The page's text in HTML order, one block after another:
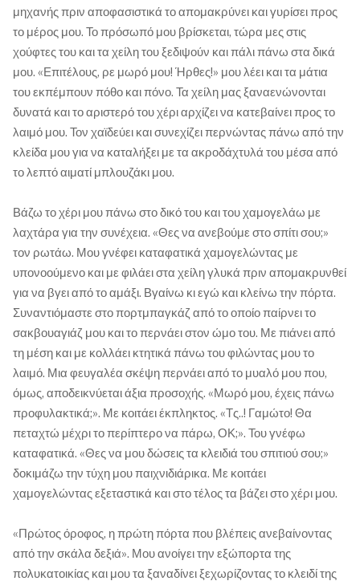
μηχανής πριν αποφασιστικά το απομακρύνει και γυρίσει προς
το μέρος μου. Το πρόσωπό μου βρίσκεται, τώρα μες στις
χούφτες του και τα χείλη του ξεδιψούν και πάλι πάνω στα δικά
μου. «Επιτέλους, ρε μωρό μου! Ήρθες!» μου λέει και τα μάτια
του εκπέμπουν πόθο και πόνο. Τα χείλη μας ξαναενώνονται
δυνατά και το αριστερό του χέρι αρχίζει να κατεβαίνει προς το
λαιμό μου. Τον χαϊδεύει και συνεχίζει περνώντας πάνω από την
κλείδα μου για να καταλήξει με τα ακροδάχτυλά του μέσα από
το λεπτό αιματί μπλουζάκι μου.
Βάζω το χέρι μου πάνω στο δικό του και του χαμογελάω με
λαχτάρα για την συνέχεια. «Θες να ανεβούμε στο σπίτι σου;»
τον ρωτάω. Μου γνέφει καταφατικά χαμογελώντας με
υπονοούμενο και με φιλάει στα χείλη γλυκά πριν απομακρυνθεί
για να βγει από το αμάξι. Βγαίνω κι εγώ και κλείνω την πόρτα.
Συναντιόμαστε στο πορτμπαγκάζ από το οποίο παίρνει το
σακβουαγιάζ μου και το περνάει στον ώμο του. Με πιάνει από
τη μέση και με κολλάει κτητικά πάνω του φιλώντας μου το
λαιμό. Μια φευγαλέα σκέψη περνάει από το μυαλό μου που,
όμως, αποδεικνύεται άξια προσοχής. «Μωρό μου, έχεις πάνω
προφυλακτικά;». Με κοιτάει έκπληκτος. «Τς..! Γαμώτο! Θα
πεταχτώ μέχρι το περίπτερο να πάρω, ΟΚ;». Του γνέφω
καταφατικά. «Θες να μου δώσεις τα κλειδιά του σπιτιού σου;»
δοκιμάζω την τύχη μου παιχνιδιάρικα. Με κοιτάει
χαμογελώντας εξεταστικά και στο τέλος τα βάζει στο χέρι μου.
«Πρώτος όροφος, η πρώτη πόρτα που βλέπεις ανεβαίνοντας
από την σκάλα δεξιά». Μου ανοίγει την εξώπορτα της
πολυκατοικίας και μου τα ξαναδίνει ξεχωρίζοντας το κλειδί της